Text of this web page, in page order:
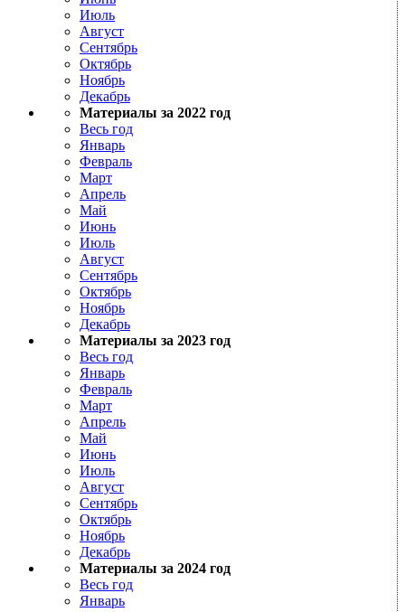
Июль
Август
Сентябрь
Октябрь
Ноябрь
Декабрь
Материалы за 2022 год
Весь год
Январь
Февраль
Март
Апрель
Май
Июнь
Июль
Август
Сентябрь
Октябрь
Ноябрь
Декабрь
Материалы за 2023 год
Весь год
Январь
Февраль
Март
Апрель
Май
Июнь
Июль
Август
Сентябрь
Октябрь
Ноябрь
Декабрь
Материалы за 2024 год
Весь год
Январь